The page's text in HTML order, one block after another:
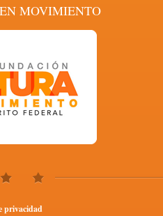
MOVIMIENTO
privacidad